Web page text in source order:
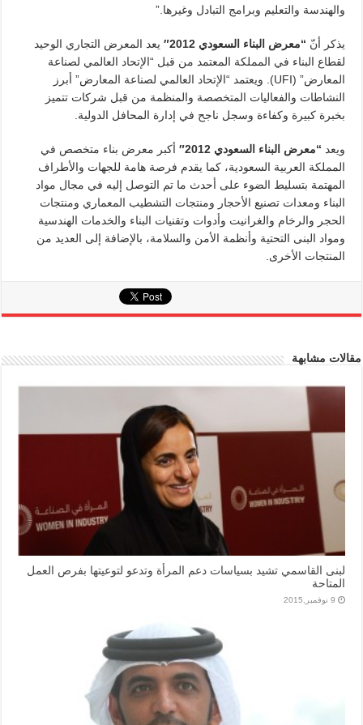
والهندسة والتعليم وبرامج التبادل وغيرها.”
يذكر أنّ “معرض البناء السعودي 2012″
يعد المعرض التجاري الوحيد
لقطاع البناء في المملكة المعتمد من قبل “الإتحاد العالمي لصناعة
المعارض” (UFI). ويعتمد “الإتحاد العالمي لصناعة المعارض” أبرز
النشاطات والفعاليات المتخصصة والمنظمة من قبل شركات تتميز
بخبرة كبيرة وكفاءة وسجل ناجح في إدارة المحافل الدولية.
ويعد “معرض البناء السعودي 2012″
أكبر معرض بناء متخصص في
المملكة العربية السعودية، كما يقدم فرصة هامة للجهات والأطراف
المهتمة بتسليط الضوء على أحدث ما تم التوصل إليه في مجال مواد
البناء ومعدات تصنيع الأحجار ومنتجات التشطيب المعماري ومنتجات
الحجر والرخام والغرانيت وأدوات وتقنيات البناء والخدمات الهندسية
ومواد البنى التحتية وأنظمة الأمن والسلامة، بالإضافة إلى العديد من
المنتجات الأخرى.
مقالات مشابهة
لبنى القاسمي تشيد بسياسات دعم المرأة وتدعو لتوعيتها بفرص العمل
المتاحة
9 نوفمبر,2015